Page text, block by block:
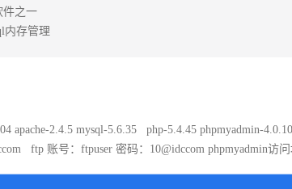
件之一
内存管理
apache-2.4.5 mysql-5.6.35 php-5.4.45 phpmyadmin-
ftp 账号：ftpuser 密码：10@idccom phpmyadmin访